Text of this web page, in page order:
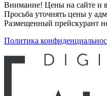
Внимание! Цены на сайте и в
Просьба уточнять цены у
Размещенный прейскурант
Политика